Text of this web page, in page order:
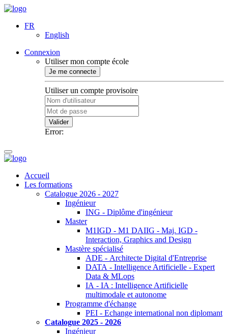
FR
English
Connexion
Utiliser mon compte école
Je me connecte
Utiliser un compte provisoire
Valider
Error:
Accueil
Les formations
Catalogue 2026 - 2027
Ingénieur
ING - Diplôme d'ingénieur
Master
M1IGD - M1 DAIIG - Maj. IGD -
Interaction, Graphics and Design
Mastère spécialisé
ADE - Architecte Digital d'Entreprise
DATA - Intelligence Artificielle - Expert
Data & MLops
IA - IA : Intelligence Artificielle
multimodale et autonome
Programme d'échange
PEI - Echange international non diplomant
Catalogue 2025 - 2026
Ingénieur